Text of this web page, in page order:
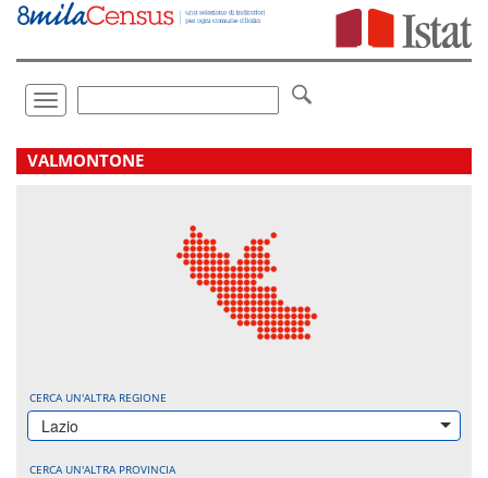
Vai
direttamente
Toggle
navigation
.
VALMONTONE
CERCA UN'ALTRA REGIONE
Lazio
CERCA UN'ALTRA PROVINCIA